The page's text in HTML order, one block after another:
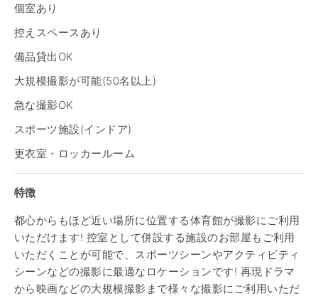
個室あり
控えスペースあり
備品貸出OK
大規模撮影が可能(50名以上)
急な撮影OK
スポーツ施設(インドア)
更衣室・ロッカールーム
特徴
都心からもほど近い場所に位置する体育館が撮影にご利用
いただけます! 控室として併設する施設のお部屋もご利用
いただくことが可能で、スポーツシーンやアクティビティ
シーンなどの撮影に最適なロケーションです! 再現ドラマ
から映画などの大規模撮影まで様々な撮影にご利用いただ